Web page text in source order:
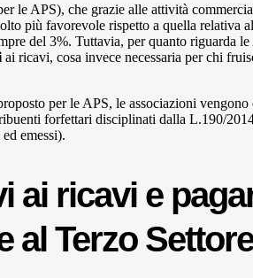
le APS), che grazie alle attività
più favorevole rispetto a quella relativa
del 3%. Tuttavia, per quanto riguarda
ai ricavi, cosa invece necessaria per chi
per le APS, le associazioni vengono
forfettari disciplinati dalla L.190/
emessi).
ai ricavi e
al Terzo Settore